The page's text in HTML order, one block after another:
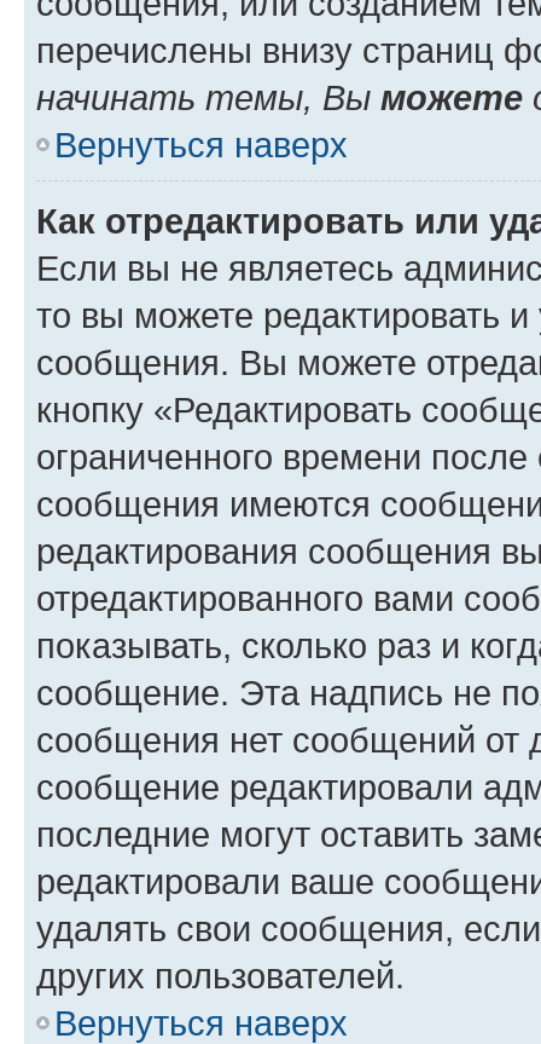
перечислены внизу страниц
начинать темы, Вы можете
Вернуться наверх
Как отредактировать или
Если вы не являетесь
то вы можете редактировать
сообщения. Вы можете
кнопку «Редактировать
ограниченного времени
сообщения имеются
редактирования сообщения
отредактированного вами
показывать, сколько раз и
сообщение. Эта надпись не
сообщения нет сообщений от
сообщение редактировали
последние могут оставить
редактировали ваше
удалять свои сообщения,
других пользователей.
Вернуться наверх